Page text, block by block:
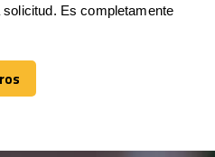
Es completamente